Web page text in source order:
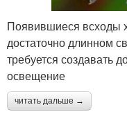
Появившиеся всходы
достаточно длинном
требуется создавать
освещение
читать дальше →